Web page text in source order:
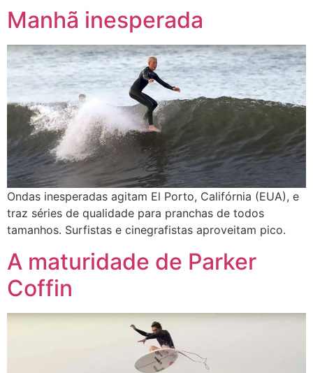
Manhã inesperada
Ondas inesperadas agitam El Porto, Califórnia (EUA), e
traz séries de qualidade para pranchas de todos
tamanhos. Surfistas e cinegrafistas aproveitam pico.
A maturidade de Parker
Coffin